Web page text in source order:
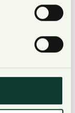
Arne
Det er
bidrar til